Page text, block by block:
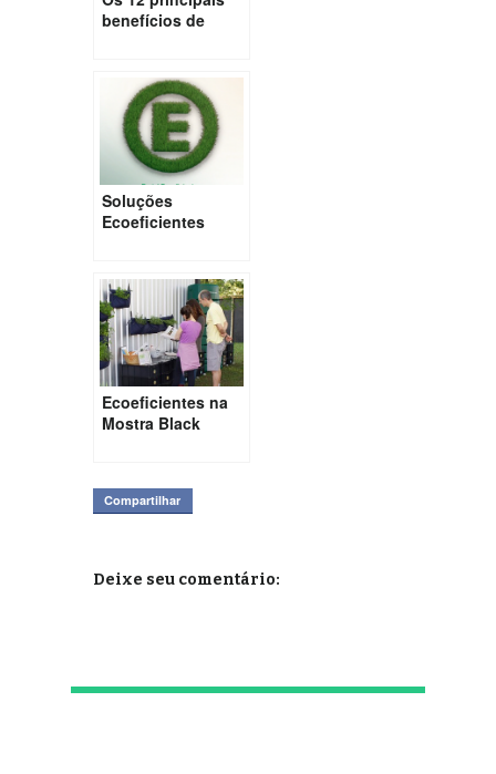
benefícios de
cidades
Soluções
Ecoeficientes
Ecoeficientes na
Mostra Black
Compartilhar
Deixe seu comentário: